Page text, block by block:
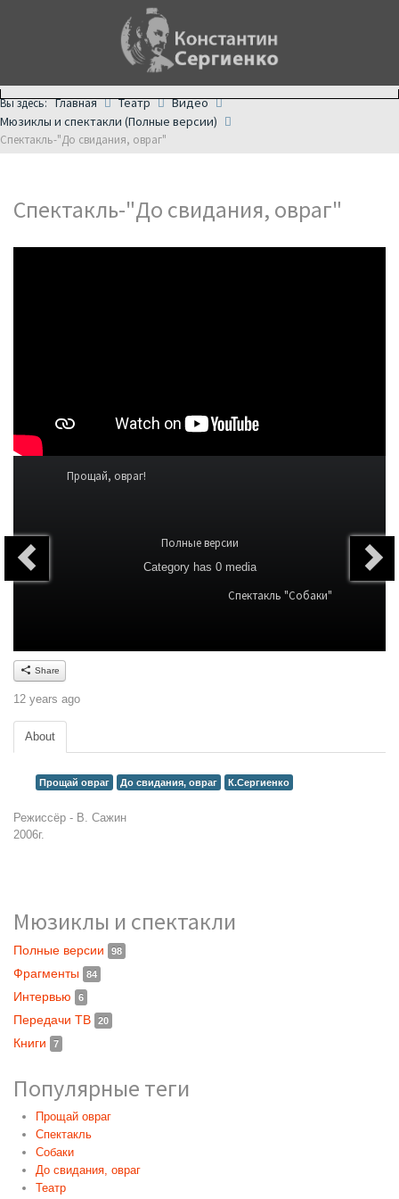
Вы здесь:Главная Театр
Видео
Мюзиклы и спектакли (Полные версии)
Спектакль-"До свидания, овраг"
Спектакль-"До свидания, овраг"
Прощай, овраг!
Полные версии
Categoryhas 0 media
Спектакль "Собаки"
Share
12 years ago
About
Прощай овраг До свидания, овраг К.Сергиенко
Режиссёр - В. Сажин
2006г.
Мюзиклы и спектакли
Полные версии 98
Фрагменты 84
Интервью 6
Передачи ТВ 20
Книги 7
Популярные теги
Прощай овраг
Спектакль
Собаки
До свидания, овраг
Театр